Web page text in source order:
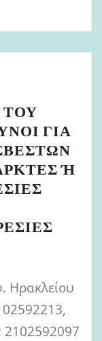
ΓΙΑ
Ή
Ηρακλείου
2102592097